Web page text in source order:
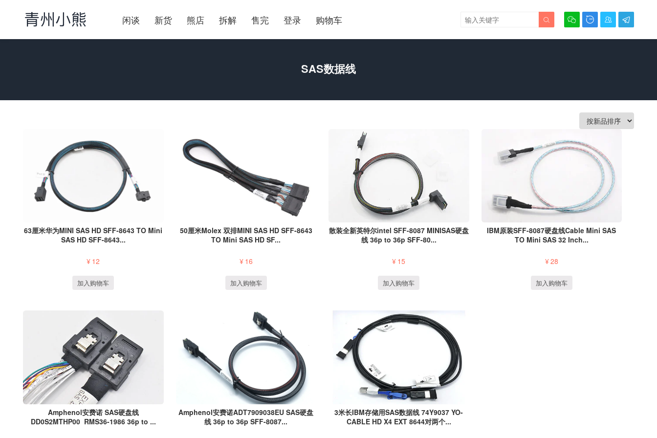
闲谈 新货 熊店 拆解 售完 登录 购物车    

SAS数据线
63厘米华为MINI SAS HD SFF-8643 TO Mini
SAS HD SFF-8643...
¥ 12
加入购物车
50厘米Molex 双排MINI SAS HD SFF-8643
TO Mini SAS HD SF...
¥ 16
加入购物车
散装全新英特尔intel SFF-8087 MINISAS硬盘
线 36p to 36p SFF-80...
¥ 15
加入购物车
IBM原装SFF-8087硬盘线Cable Mini SAS
TO Mini SAS 32 Inch...
¥28
加入购物车
Amphenol安费诺 SAS硬盘线
DD0S2MTHP00 RMS36-1986 36p to ...
Amphenol安费诺ADT7909038EU SAS硬盘
线 36p to 36p SFF-8087...
3米长IBM存储用SAS数据线 74Y9037 YO-
CABLE HD X4 EXT 8644对两个...